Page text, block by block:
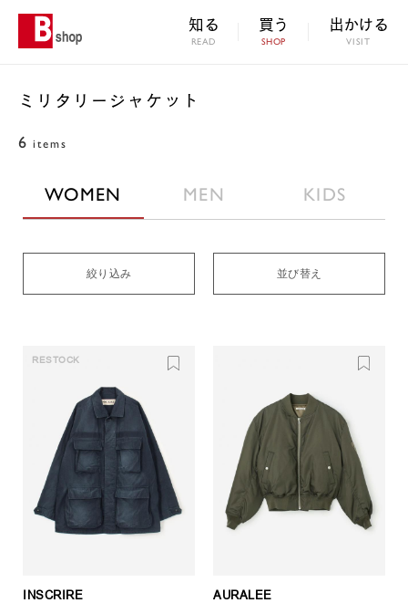
知る
READ
買う
SHOP
出かける
VISIT
ミリタリージャケット
6 items
WOMEN MEN KIDS
絞り込み 並び替え
RESTOCK
INSCRIRE AURALEE